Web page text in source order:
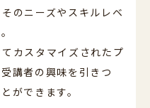
のニーズやスキルレベ
カスタマイズされたプ
講者の興味を引きつ
ができます。